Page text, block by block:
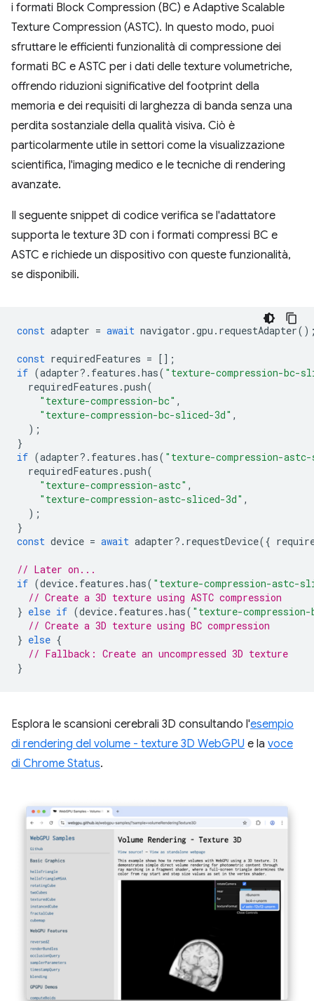
i formati Block Compression (BC) e Adaptive Scalable
Texture Compression (ASTC). In questo modo, puoi
sfruttare le efficienti funzionalità di compressione dei
formati BC e ASTC per i dati delle texture volumetriche,
offrendo riduzioni significative del footprint della
memoria e dei requisiti di larghezza di banda senza una
perdita sostanziale della qualità visiva. Ciò è
particolarmente utile in settori come la visualizzazione
scientifica, l'imaging medico e le tecniche di rendering
avanzate.
Il seguente snippet di codice verifica se l'adattatore
supporta le texture 3D con i formati compressi BC e
ASTC e richiede un dispositivo con queste funzionalità,
se disponibili.
const adapter = await navigator .gpu . requestAdapter
const requiredFeatures = [];
if (adapter? . features .has( "texture-compression-bc-
requiredFeatures .push(
"texture-compression-bc" ,
"texture-compression-bc-sliced-3d" ,
);
}
if (adapter? . features .has( "texture-compression-
requiredFeatures .push(
"texture-compression-astc" ,
"texture-compression-astc-sliced-3d" ,
);
}
const device = await adapter? . requestDevice({
// Later on...
if (device. features .has( "texture-compression-astc-
// Create a 3D texture using ASTC compression
} else if (device. features .has( "texture-
// Create a 3D texture using BC compression
} else {
// Fallback: Create an uncompressed 3D texture
}
Esplora le scansioni cerebrali 3D consultando l'esempio
di rendering del volume - texture 3D WebGPU e la voce
di Chrome Status.